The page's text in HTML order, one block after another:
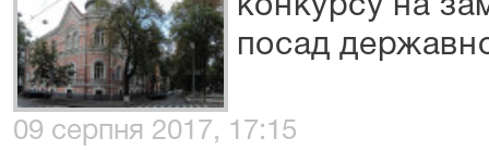
конкурсу на
посад
09 серпня 2017, 17:15